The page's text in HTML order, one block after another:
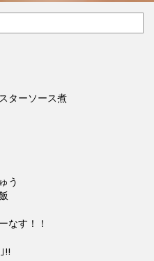
ターソース煮
う
なす！！
!!